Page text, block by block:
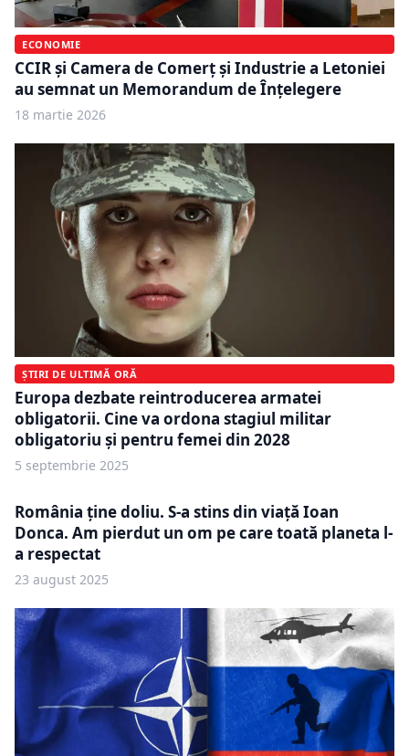
ECONOMIE
CCIR și Camera de Comerț și Industrie a Letoniei
au semnat un Memorandum de Înțelegere
18 martie 2026
ȘTIRI DE ULTIMĂ ORĂ
Europa dezbate reintroducerea armatei
obligatorii. Cine va ordona stagiul militar
obligatoriu și pentru femei din 2028
5 septembrie 2025
România ține doliu. S-a stins din viață Ioan
Donca. Am pierdut un om pe care toată planeta l-
a respectat
23 august 2025